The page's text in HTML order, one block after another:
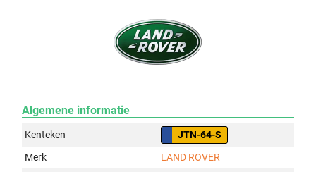
Algemene informatie
Kenteken
JTN-64-S
Merk
LAND ROVER